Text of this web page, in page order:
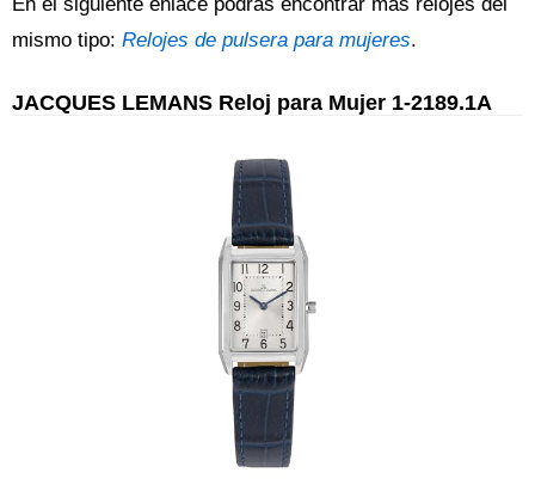
mismo tipo: Relojes de pulsera para mujeres.
JACQUES LEMANS Reloj para Mujer 1-2189.1A